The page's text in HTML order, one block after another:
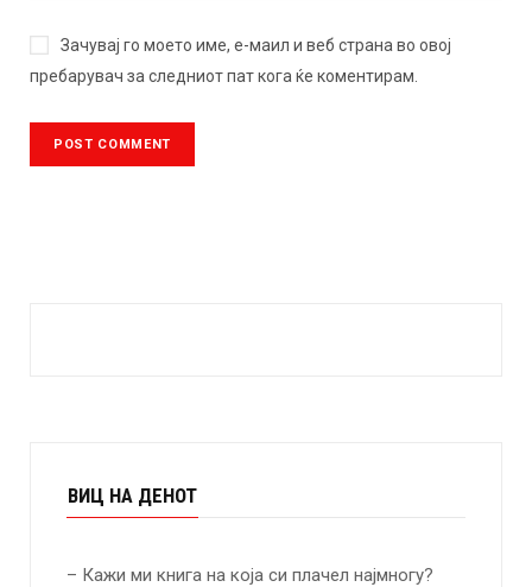
Зачувај го моето име, е-маил и веб страна во овој
пребарувач за следниот пат кога ќе коментирам.
ВИЦ НА ДЕНОТ
– Кажи ми книга на која си плачел најмногу?